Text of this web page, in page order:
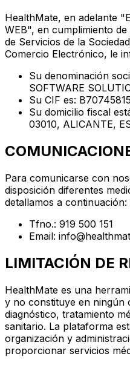
HealthMate, en adelante
WEB", en cumplimiento
de Servicios de la
Comercio Electrónico, le
Su denominación
SOFTWARE
Su CIF es: B70745815
Su domicilio fiscal
03010, ALICANTE,
Para comunicarse con
disposición diferentes
detallamos a continuación:
Tfno.: 919 500 151
Email:
LIMITACIÓN DE
HealthMate es una
y no constituye en ningún
diagnóstico, tratamiento
sanitario. La plataforma
organización y
proporcionar servicios